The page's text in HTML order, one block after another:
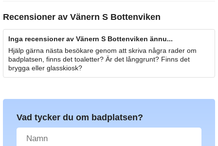
Recensioner av Vänern S Bottenviken
Inga recensioner av Vänern S Bottenviken ännu...
Hjälp gärna nästa besökare genom att skriva några rader om
badplatsen, finns det toaletter? Är det långgrunt? Finns det
brygga eller glasskiosk?
Vad tycker du om badplatsen?